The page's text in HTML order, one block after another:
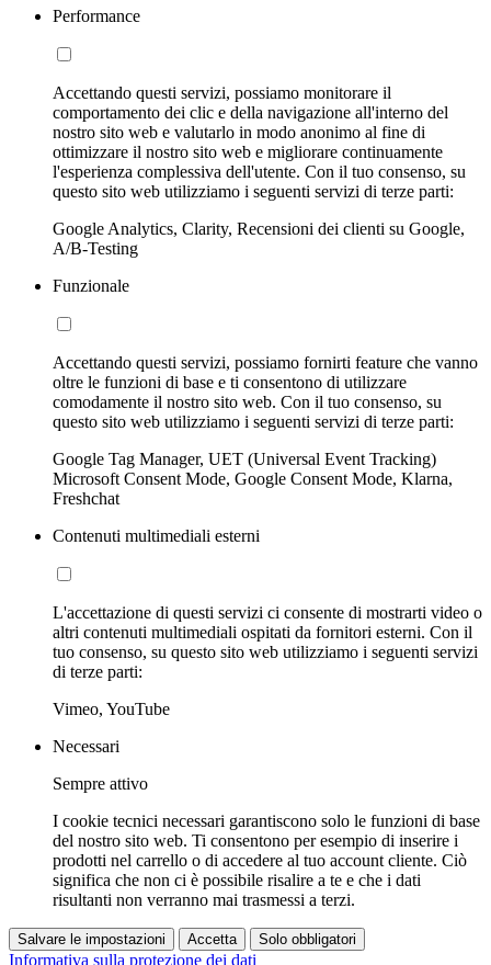
Performance
Accettando questi servizi, possiamo monitorare il
comportamento dei clic e della navigazione all'interno del
nostro sito web e valutarlo in modo anonimo al fine di
ottimizzare il nostro sito web e migliorare continuamente
l'esperienza complessiva dell'utente. Con il tuo consenso, su
questo sito web utilizziamo i seguenti servizi di terze parti:
Google Analytics, Clarity, Recensioni dei clienti su Google,
A/B-Testing
Funzionale
Accettando questi servizi, possiamo fornirti feature che vanno
oltre le funzioni di base e ti consentono di utilizzare
comodamente il nostro sito web. Con il tuo consenso, su
questo sito web utilizziamo i seguenti servizi di terze parti:
Google Tag Manager, UET (Universal Event Tracking)
Microsoft Consent Mode, Google Consent Mode, Klarna,
Freshchat
Contenuti multimediali esterni
L'accettazione di questi servizi ci consente di mostrarti video o
altri contenuti multimediali ospitati da fornitori esterni. Con il
tuo consenso, su questo sito web utilizziamo i seguenti servizi
di terze parti:
Vimeo, YouTube
Necessari
Sempre attivo
I cookie tecnici necessari garantiscono solo le funzioni di base
del nostro sito web. Ti consentono per esempio di inserire i
prodotti nel carrello o di accedere al tuo account cliente. Ciò
significa che non ci è possibile risalire a te e che i dati
risultanti non verranno mai trasmessi a terzi.
Salvare le impostazioni Accetta Solo obbligatori
Informativa sulla protezione dei dati